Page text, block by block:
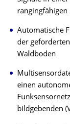
rangingfähigen
Automatische
der
Waldboden
einen
bildgebenden